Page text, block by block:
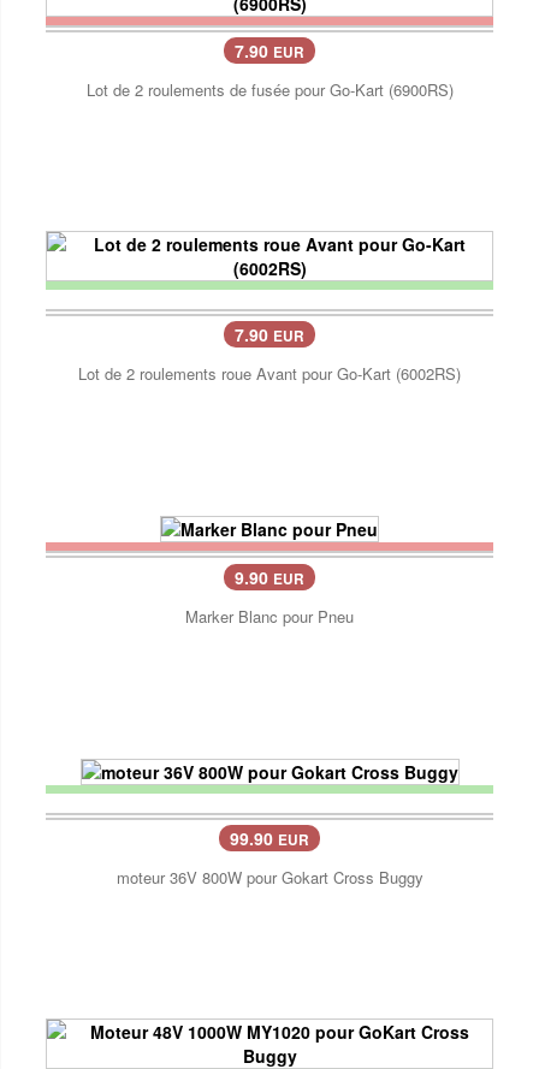
7.90 EUR
Lot de 2 roulements de fusée pour Go-Kart (6900RS)
7.90 EUR
Lot de 2 roulements roue Avant pour Go-Kart (6002RS)
9.90 EUR
Marker Blanc pour Pneu
99.90 EUR
moteur 36V 800W pour Gokart Cross Buggy